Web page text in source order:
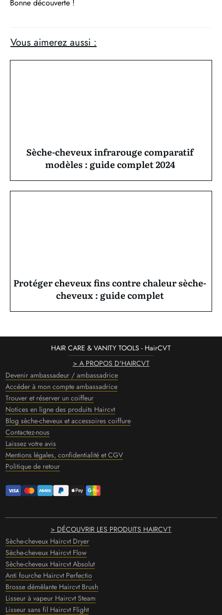
Bonne découverte !
Vous aimerez aussi :
Sèche-cheveux infrarouge comparatif
modèles : guide complet 2024
Protéger cheveux fins contre chaleur sèche-
cheveux : guide complet
HAIR CARE & VANITY TOOLS - HairCVT
> A PROPOS D'HAIRCVT
Devenir ambassadeur / ambassadrice
Accéder à mon compte ambassadrice
Trouver et réserver un coiffeur
Notices en ligne des produits Haircvt
Blog sèche-cheveux et accessoires coiffure
Contactez-nous
Laissez votre avis
Mentions légales, confidentialité et CGV
Politique de retour
> DÉCOUVRIR LES PRODUITS HAIRCVT
Sèche-cheveux Haircvt Dryer
Sèche-cheveux Haircvt Flow
Sèche-cheveux Haircvt Absolut
Anti fourche Haircvt Perfectio
Brosse démêlante Haircvt Brush
Lisseur à vapeur Haircvt Steam
Lisseur sans fil Haircvt Flight